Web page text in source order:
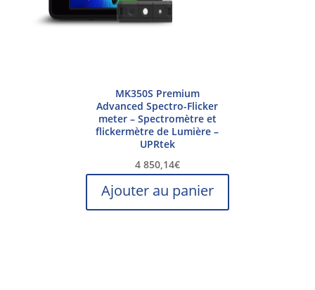
MK350S Premium
Advanced Spectro-Flicker
meter – Spectromètre et
flickermètre de Lumière –
UPRtek
4 850,14€
Ajouter au panier